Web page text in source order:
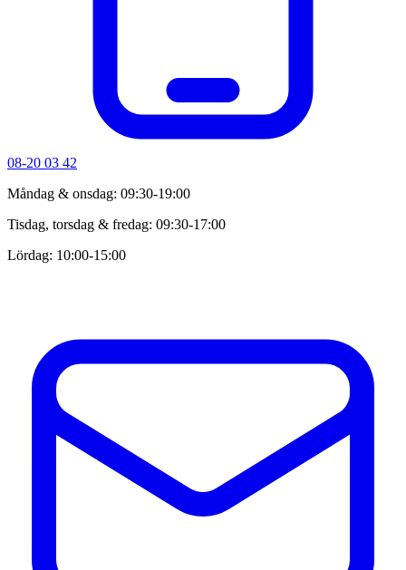
08-20 03 42
Måndag & onsdag: 09:30-19:00
Tisdag, torsdag & fredag: 09:30-17:00
Lördag: 10:00-15:00